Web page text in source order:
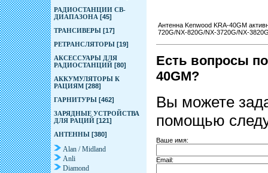
РАДИОСТАНЦИИ CB-
ДИАПАЗОНА [45]
ТРАНСИВЕРЫ [17]
РЕТРАНСЛЯТОРЫ [19]
АКСЕССУАРЫ ДЛЯ
РАДИОСТАНЦИЙ [80]
АККУМУЛЯТОРЫ К
РАЦИЯМ [288]
ГАРНИТУРЫ [462]
ЗАРЯДНЫЕ УСТРОЙСТВА
ДЛЯ РАЦИЙ [121]
АНТЕННЫ [380]
Alan / Midland
Anli
Diamond
Антенна Kenwood KRA-40GM
720G/NX-820G/NX-3720G/NX-
Есть вопросы
40GM?
Вы можете
помощью
Ваше имя:
Email: